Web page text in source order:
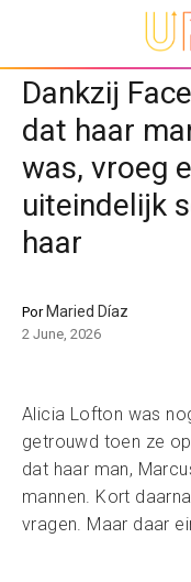
Dankzij
dat haar
was, vroeg
uiteindelijk
haar
Por Maried Díaz
2 June, 2026
Alicia Lofton was
getrouwd toen ze
dat haar man,
mannen. Kort
vragen. Maar daar